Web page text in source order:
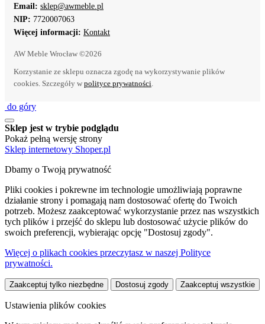
Email: sklep@awmeble.pl
NIP: 7720007063
Więcej informacji: Kontakt
AW Meble Wrocław ©2026
Korzystanie ze sklepu oznacza zgodę na wykorzystywanie plików
cookies. Szczegóły w polityce prywatności
do góry
Sklep jest w trybie podglądu
Pokaż pełną wersję strony
Sklep internetowy Shoper.pl
Dbamy o Twoją prywatność
Pliki cookies i pokrewne im technologie umożliwiają poprawne
działanie strony i pomagają nam dostosować ofertę do Twoich
potrzeb. Możesz zaakceptować wykorzystanie przez nas wszystkich
tych plików i przejść do sklepu lub dostosować użycie plików do
swoich preferencji, wybierając opcję "Dostosuj zgody".
Więcej o plikach cookies przeczytasz w naszej Polityce
prywatności.
Zaakceptuj tylko niezbędne Dostosuj zgody Zaakceptuj wszystkie
Ustawienia plików cookies